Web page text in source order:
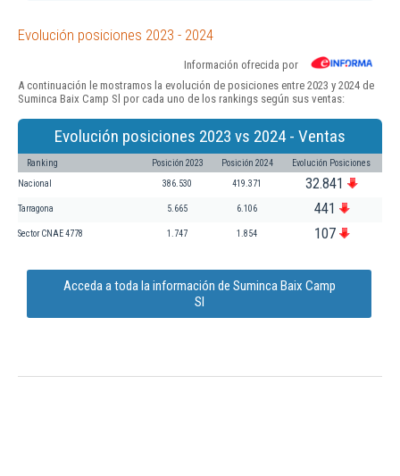
Evolución posiciones 2023 - 2024
Información ofrecida por
A continuación le mostramos la evolución de posiciones entre 2023 y 2024 de
Suminca Baix Camp Sl por cada uno de los rankings según sus ventas:
Evolución posiciones 2023 vs 2024 - Ventas
Ranking Posición 2023 Posición 2024 Evolución Posiciones
Nacional 386.530 419.371 32.841
Tarragona 5.665 6.106 441
Sector CNAE 4778 1.747 1.854 107
Acceda a toda la información de Suminca Baix Camp
Sl